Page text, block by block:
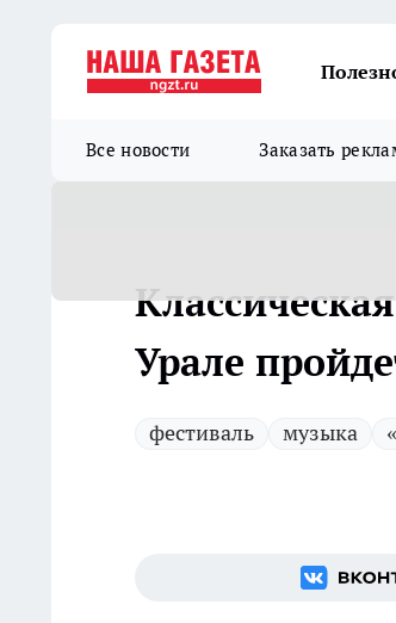
Все новости Заказать
Урале
фестиваль музыка